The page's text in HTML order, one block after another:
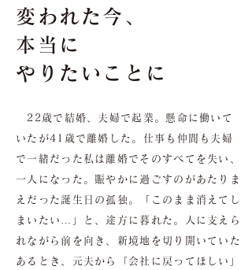
変われた今、
本当に
やりたいことに
22歳で結婚、夫婦で起業。懸命に働いて
いたが41歳で離婚した。仕事も仲間も夫婦
で一緒だった私は離婚でそのすべてを失い、
一人になった。賑やかに過ごすのがあたりま
えだった誕生日の孤独。「このまま消えてし
まいたい…」と、途方に暮れた。人に支えら
れながら前を向き、新境地を切り開いていた
あるとき、元夫から「会社に戻ってほしい」